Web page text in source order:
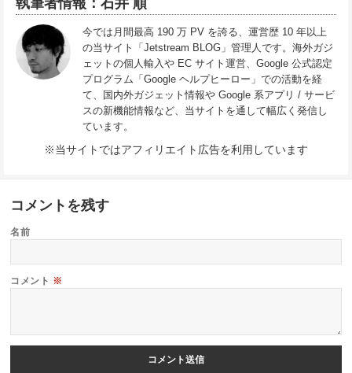
執筆者情報：石井 順
今では月間最高 190 万 PV を誇る、運営歴 10 年以上
の当サイト「Jetstream BLOG」管理人です。海外ガジ
ェットの個人輸入や EC サイト運営、Google 公式認定
プログラム「Google ヘルプヒーロー」での活動を経
て、国内外ガジェット情報や Google 系アプリ / サービ
スの新機能情報など、当サイトを通して幅広く発信し
ています。
※当サイトではアフィリエイト広告を利用しています
コメントを残す
名前
コメント ※